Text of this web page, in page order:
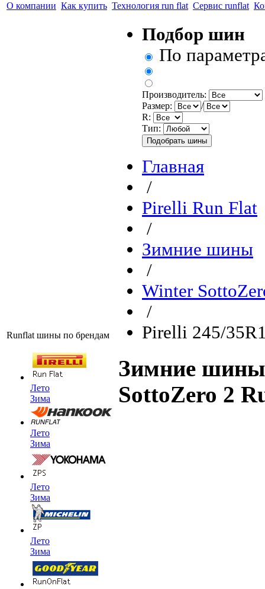
О компании Как купить Технология run flat Сервис runflat
Runflat шины по брендам
Лето
Зима
Лето
Зима
Лето
Зима
Лето
Зима
Подбор шин
По
Производитель:
Размер:
/
R:
Тип:
Главная
/
Pirelli Run Flat
/
Зимние шины
/
Winter
/
Pirelli 245/
Зимние шины
SottoZero 2